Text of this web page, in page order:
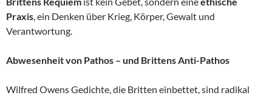
Praxis, ein Denken über Krieg, Körper, Gewalt und
Verantwortung.
Abwesenheit von Pathos – und Brittens Anti-Pathos
Wilfred Owens Gedichte, die Britten einbettet, sind radikal